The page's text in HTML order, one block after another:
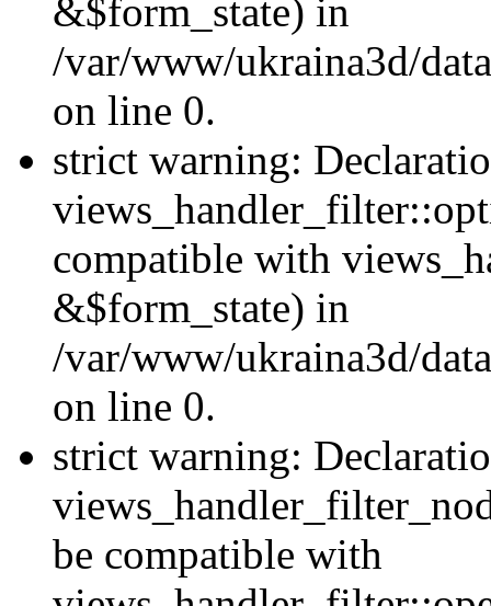
&$form_state) in
/var/www/ukraina3d/
on line 0.
strict warning:
compatible with
&$form_state) in
/var/www/ukraina3d/
on line 0.
strict warning:
be compatible with